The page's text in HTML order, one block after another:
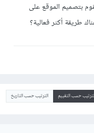
بتصميم الموقع على
أكثر فعالية؟
حسب التقييم الترتيب حسب التاريخ